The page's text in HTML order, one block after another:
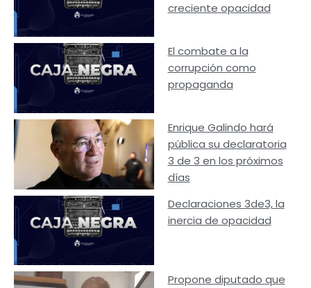
creciente opacidad
El combate a la
corrupción como
propaganda
Enrique Galindo hará
pública su declaratoria
3 de 3 en los próximos
días
Declaraciones 3de3, la
inercia de opacidad
Propone diputado que